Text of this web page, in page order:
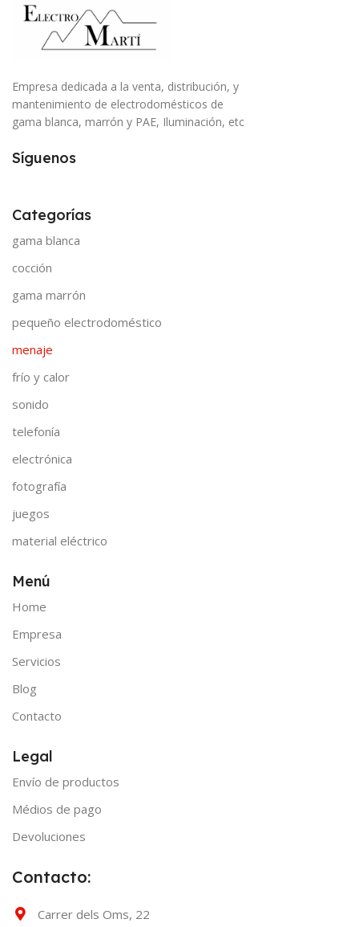
Empresa dedicada a la venta, distribución, y
mantenimiento de electrodomésticos de
gama blanca, marrón y PAE, Iluminación, etc
Síguenos
Categorías
gama blanca
cocción
gama marrón
pequeño electrodoméstico
menaje
frío y calor
sonido
telefonía
electrónica
fotografía
juegos
material eléctrico
Menú
Home
Empresa
Servicios
Blog
Contacto
Legal
Envío de productos
Médios de pago
Devoluciones
Contacto:
Carrer dels Oms, 22